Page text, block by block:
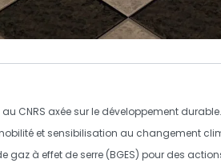
au CNRS axée sur le développement durable.
et sensibilisation au changement
gaz à effet de serre (BGES) pour des